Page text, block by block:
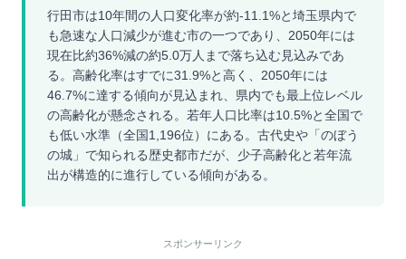
行田市は10年間の人口変化率が約-11.1%と埼玉県内で
も急速な人口減少が進む市の一つであり、2050年には
現在比約36%減の約5.0万人まで落ち込む見込みであ
る。高齢化率はすでに31.9%と高く、2050年には
46.7%に達する傾向が見込まれ、県内でも最上位レベル
の高齢化が懸念される。若年人口比率は10.5%と全国で
も低い水準（全国1,196位）にある。古代史や「のぼう
の城」で知られる歴史都市だが、少子高齢化と若年流
出が構造的に進行している傾向がある。
スポンサーリンク